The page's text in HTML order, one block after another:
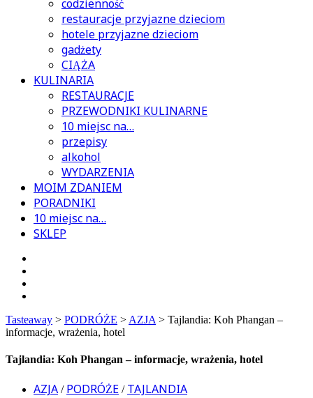
codzienność
restauracje przyjazne dzieciom
hotele przyjazne dzieciom
gadżety
CIĄŻA
KULINARIA
RESTAURACJE
PRZEWODNIKI KULINARNE
10 miejsc na…
przepisy
alkohol
WYDARZENIA
MOIM ZDANIEM
PORADNIKI
10 miejsc na…
SKLEP
Tasteaway > PODRÓŻE > AZJA > Tajlandia: Koh Phangan –
informacje, wrażenia, hotel
Tajlandia: Koh Phangan – informacje, wrażenia, hotel
AZJA / PODRÓŻE / TAJLANDIA